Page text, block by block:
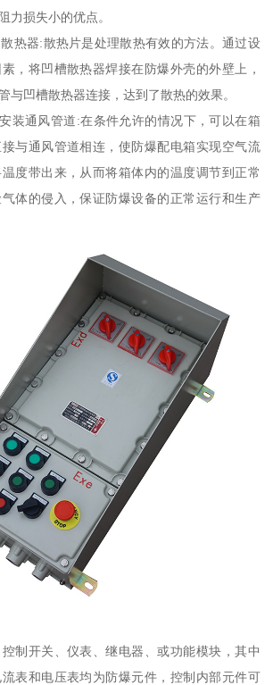
力损失小的优点。
热器:散热片是处理散热有效的方法。通过设
，将凹槽散热器焊接在防爆外壳的外壁上，
与凹槽散热器连接，达到了散热的效果。
装通风管道:在条件允许的情况下，可以在箱
与通风管道相连，使防爆配电箱实现空气流
度带出来，从而将箱体内的温度调节到正常
体的侵入，保证防爆设备的正常运行和生产
制开关、仪表、继电器、或功能模块，其中
表和电压表均为防爆元件，控制内部元件可